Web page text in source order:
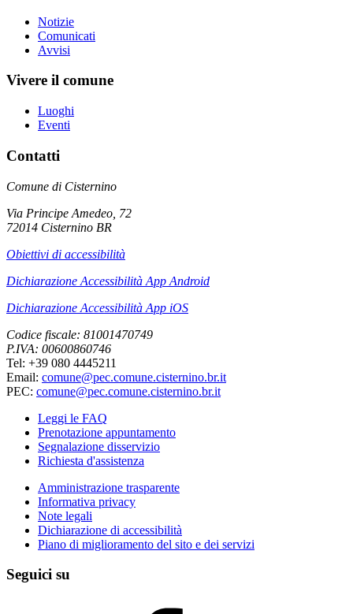
Notizie
Comunicati
Avvisi
Vivere il comune
Luoghi
Eventi
Contatti
Comune di Cisternino
Via Principe Amedeo, 72
72014 Cisternino BR
Obiettivi di accessibilità
Dichiarazione Accessibilità App Android
Dichiarazione Accessibilità App iOS
Codice fiscale: 81001470749
P.IVA: 00600860746
Tel: +39 080 4445211
Email: comune@pec.comune.cisternino.br.it
PEC: comune@pec.comune.cisternino.br.it
Leggi le FAQ
Prenotazione appuntamento
Segnalazione disservizio
Richiesta d'assistenza
Amministrazione trasparente
Informativa privacy
Note legali
Dichiarazione di accessibilità
Piano di miglioramento del sito e dei servizi
Seguici su